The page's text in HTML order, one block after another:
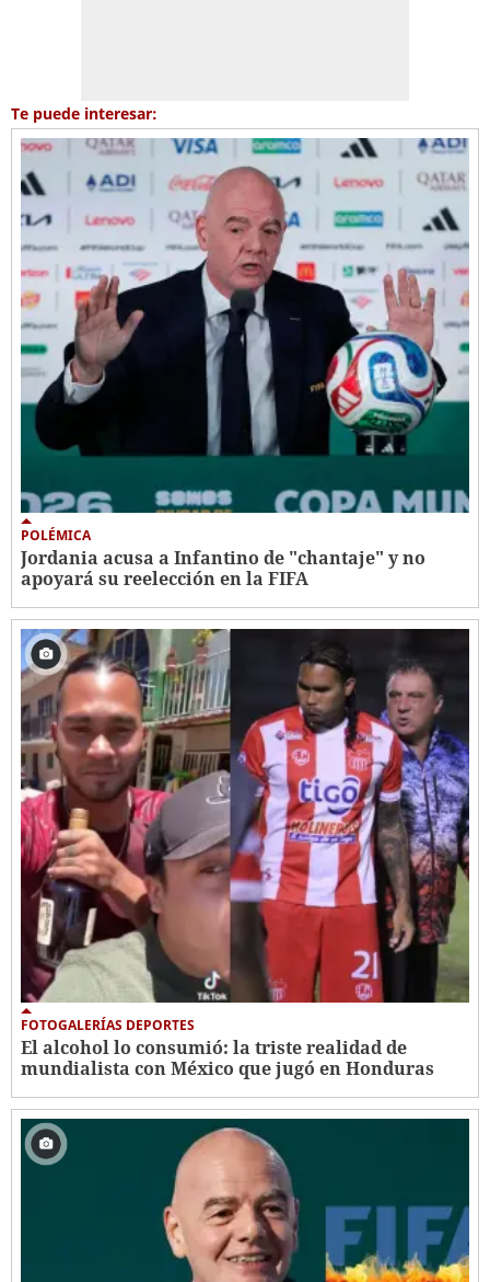
Te puede interesar:
POLÉMICA
Jordania acusa a Infantino de "chantaje" y no
apoyará su reelección en la FIFA
FOTOGALERÍAS DEPORTES
El alcohol lo consumió: la triste realidad de
mundialista con México que jugó en Honduras